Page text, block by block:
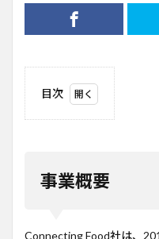
目次
ビジ
事業概要
Connecting Food社は、